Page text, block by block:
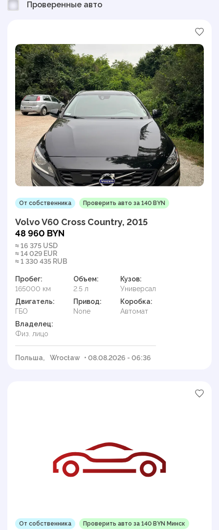
Проверенные авто
От собственника Проверить авто за 140 BYN
Volvo V60 Cross Country, 2015
48 960 BYN
≈ 16 375 USD
≈ 14 029 EUR
≈ 1 330 435 RUB
Пробег:
165000 км
Объем:
2.5 л
Кузов:
Универсал
Двигатель:
ГБО
Привод:
None
Коробка:
Автомат
Владелец:
Физ. лицо
Польша, Wrocław • 08.08.2026 - 06:36
От собственника Проверить авто за 140 BYN Минск